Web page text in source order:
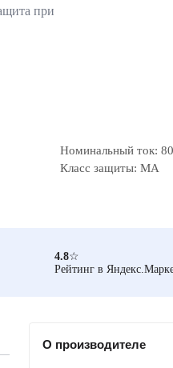
при
Номинальный ток:
Класс защиты: MA
4.8☆
Рейтинг в
О производителе